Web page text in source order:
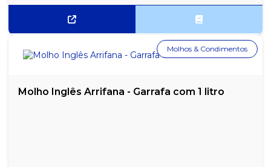
Molho Inglês Arrifana - Garrafa com 1 litro
Molhos & Condimentos